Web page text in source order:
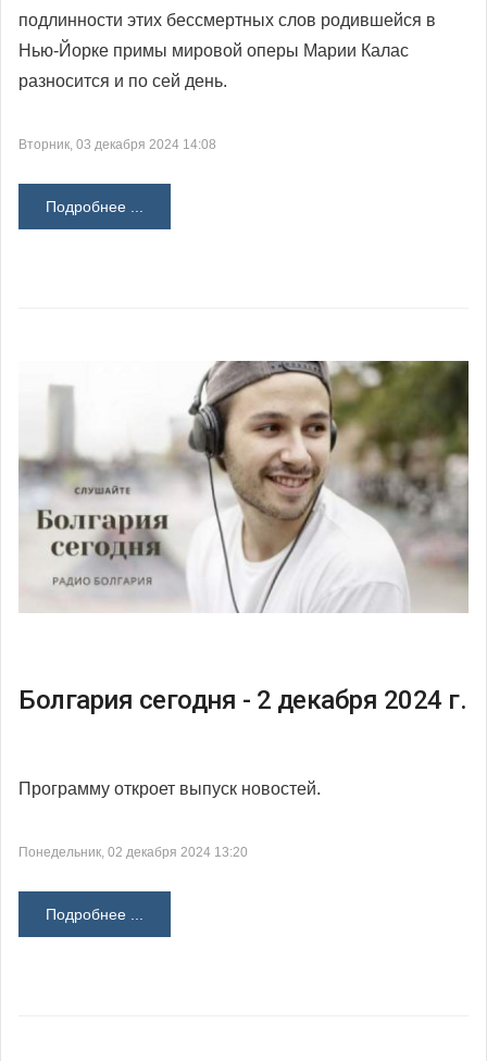
подлинности этих бессмертных слов родившейся в
Нью-Йорке примы мировой оперы Марии Калас
разносится и по сей день.
Вторник, 03 декабря 2024 14:08
Подробнее ...
Болгария сегодня - 2 декабря 2024 г.
Программу откроет выпуск новостей.
Понедельник, 02 декабря 2024 13:20
Подробнее ...